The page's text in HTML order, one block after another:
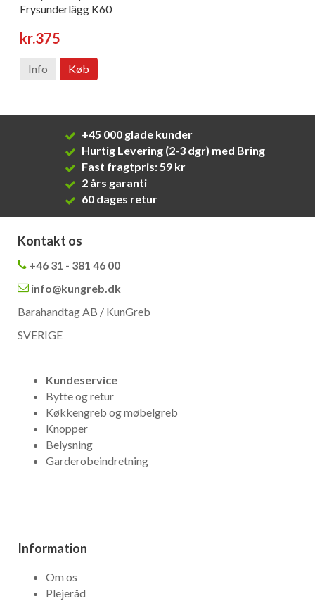
Frysunderlägg K60
kr.375
Info Køb
+45 000 glade kunder
Hurtig Levering (2-3 dgr) med Bring
Fast fragtpris: 59 kr
2 års garanti
60 dages retur
Kontakt os
+46 31 - 381 46 00
info@kungreb.dk
Barahandtag AB / KunGreb
SVERIGE
Kundeservice
Bytte og retur
Køkkengreb og møbelgreb
Knopper
Belysning
Garderobeindretning
Information
Om os
Plejeråd